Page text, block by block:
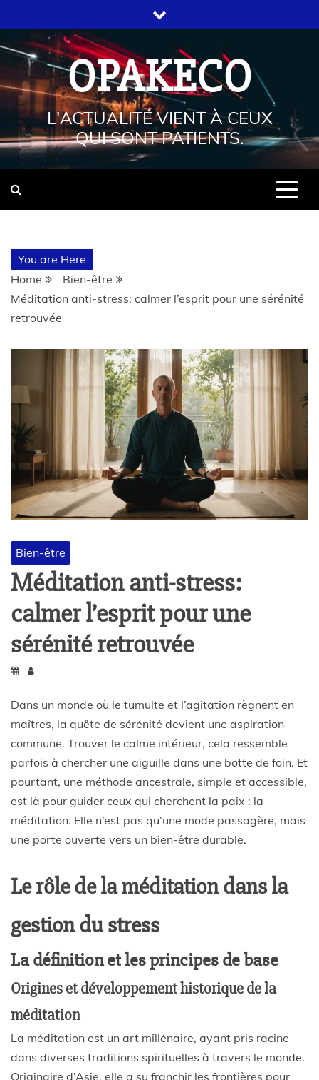
OPAKECO
L'ACTUALITÉ VIENT À CEUX
QUI SONT PATIENTS.
You are Here
Home
Bien-être
Méditation anti-stress: calmer l’esprit pour une sérénité
retrouvée
Bien-être
Méditation anti-stress:
calmer l’esprit pour une
sérénité retrouvée
Dans un monde où le tumulte et l’agitation règnent en
maîtres, la quête de sérénité devient une aspiration
commune. Trouver le calme intérieur, cela ressemble
parfois à chercher une aiguille dans une botte de foin. Et
pourtant, une méthode ancestrale, simple et accessible,
est là pour guider ceux qui cherchent la paix : la
méditation. Elle n’est pas qu’une mode passagère, mais
une porte ouverte vers un bien-être durable.
Le rôle de la méditation dans la
gestion du stress
La définition et les principes de base
Origines et développement historique de la
méditation
La méditation est un art millénaire, ayant pris racine
dans diverses traditions spirituelles à travers le monde.
Originaire d’Asie, elle a su franchir les frontières pour